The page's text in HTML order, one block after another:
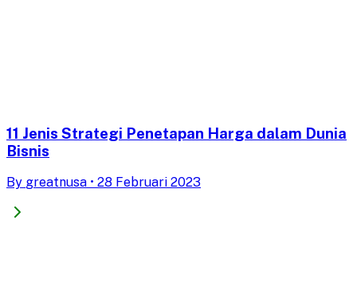
11 Jenis Strategi Penetapan Harga dalam Dunia
Bisnis
By greatnusa • 28 Februari 2023